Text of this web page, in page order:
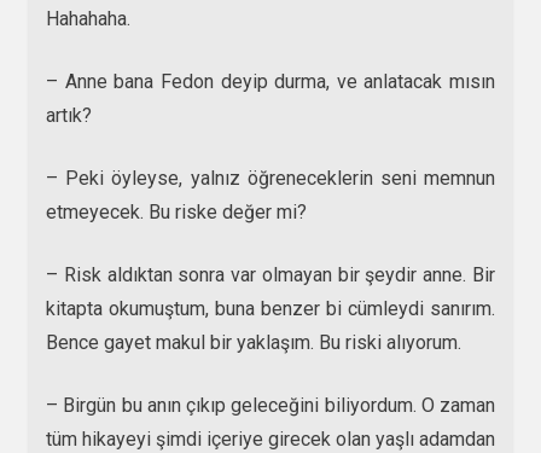
Hahahaha.
– Anne bana Fedon deyip durma, ve anlatacak mısın
artık?
– Peki öyleyse, yalnız öğreneceklerin seni memnun
etmeyecek. Bu riske değer mi?
– Risk aldıktan sonra var olmayan bir şeydir anne. Bir
kitapta okumuştum, buna benzer bi cümleydi sanırım.
Bence gayet makul bir yaklaşım. Bu riski alıyorum.
– Birgün bu anın çıkıp geleceğini biliyordum. O zaman
tüm hikayeyi şimdi içeriye girecek olan yaşlı adamdan